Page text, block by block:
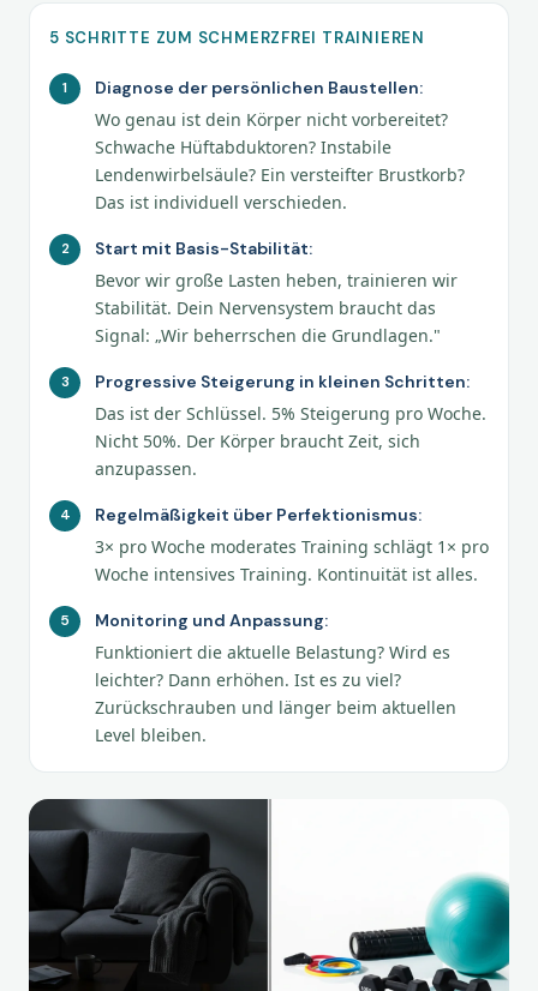
5 SCHRITTE ZUM SCHMERZFREI TRAINIEREN
Diagnose der persönlichen Baustellen:
Wo genau ist dein Körper nicht vorbereitet?
Schwache Hüftabduktoren? Instabile
Lendenwirbelsäule? Ein versteifter Brustkorb?
Das ist individuell verschieden.
Start mit Basis-Stabilität:
Bevor wir große Lasten heben, trainieren wir
Stabilität. Dein Nervensystem braucht das
Signal: „Wir beherrschen die Grundlagen."
Progressive Steigerung in kleinen Schritten:
Das ist der Schlüssel. 5% Steigerung pro Woche.
Nicht 50%. Der Körper braucht Zeit, sich
anzupassen.
Regelmäßigkeit über Perfektionismus:
3× pro Woche moderates Training schlägt 1× pro
Woche intensives Training. Kontinuität ist alles.
Monitoring und Anpassung:
Funktioniert die aktuelle Belastung? Wird es
leichter? Dann erhöhen. Ist es zu viel?
Zurückschrauben und länger beim aktuellen
Level bleiben.